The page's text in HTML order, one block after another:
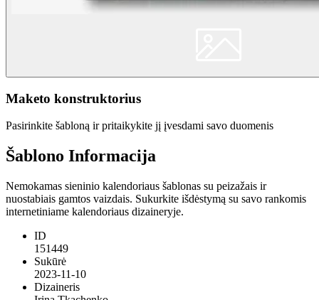
Maketo konstruktorius
Pasirinkite šabloną ir pritaikykite jį įvesdami savo duomenis
Šablono Informacija
Nemokamas sieninio kalendoriaus šablonas su peizažais ir
nuostabiais gamtos vaizdais. Sukurkite išdėstymą su savo rankomis
internetiniame kalendoriaus dizaineryje.
ID
151449
Sukūrė
2023-11-10
Dizaineris